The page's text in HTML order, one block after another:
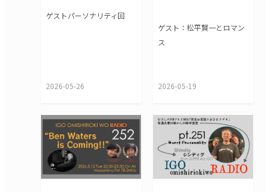
ゲストパーソナリティ回
2026-05-26
ゲスト：松平賢一とロマン
ス
2026-05-19